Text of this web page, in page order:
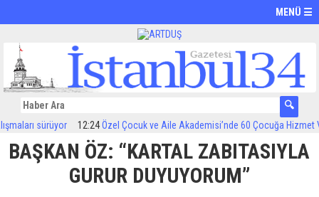
MENÜ ☰
sürüyor 12:24 Özel Çocuk ve Aile Akademisi’nde 60 Çocuğa Hizmet Verildi
BAŞKAN ÖZ: “KARTAL ZABITASIYLA
GURUR DUYUYORUM”